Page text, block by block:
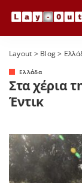
Layout > Blog>
Ελλάδα
Στα χέρια
Έντικ